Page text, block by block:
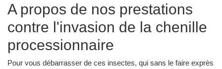
A propos de nos prestations
contre l'invasion de la chenille
processionnaire
Pour vous débarrasser de ces insectes, qui sans le faire exprès